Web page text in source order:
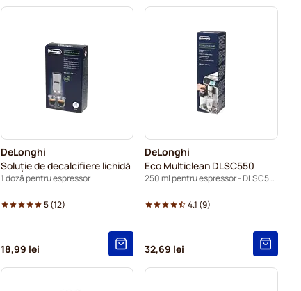
DeLonghi
Soluție de decalcifiere lichidă
1 doză pentru espressor
5(12)
18,99 lei
DeLonghi
Eco Multiclean DLSC550
250 ml pentru espressor - DLSC550
4.1 (9)
32,69 lei